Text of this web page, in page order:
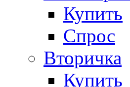
Купить
Спрос
Вторичка
Купить